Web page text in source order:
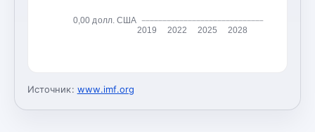
0,00 долл. США
2019 2022 2025 2028
Источник: www.imf.org